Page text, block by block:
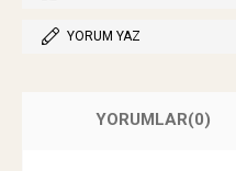
YORUM YAZ
YORUMLAR(0)